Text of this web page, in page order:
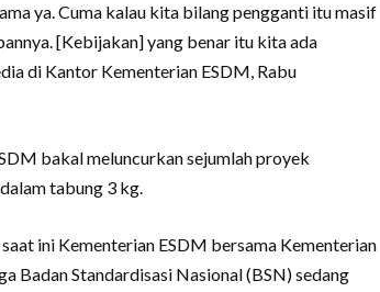
ya. Cuma kalau kita bilang pengganti itu masif
[Kebijakan] yang benar itu kita ada
di Kantor Kementerian ESDM, Rabu
bakal meluncurkan sejumlah proyek
tabung 3 kg.
ini Kementerian ESDM bersama Kementerian
Badan Standardisasi Nasional (BSN) sedang